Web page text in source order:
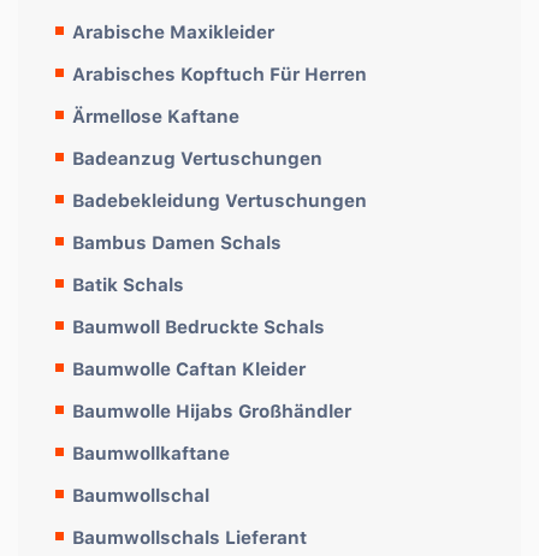
Arabische Maxikleider
Arabisches Kopftuch Für Herren
Ärmellose Kaftane
Badeanzug Vertuschungen
Badebekleidung Vertuschungen
Bambus Damen Schals
Batik Schals
Baumwoll Bedruckte Schals
Baumwolle Caftan Kleider
Baumwolle Hijabs Großhändler
Baumwollkaftane
Baumwollschal
Baumwollschals Lieferant